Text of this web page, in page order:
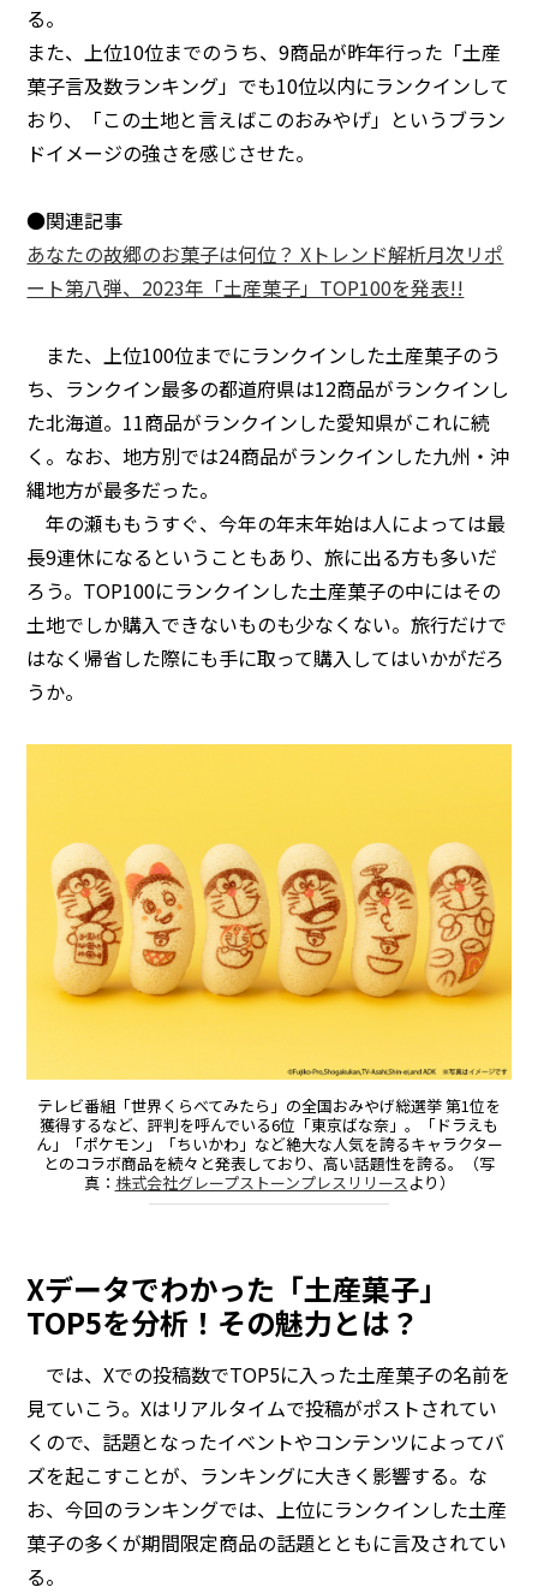
る。
また、上位10位までのうち、9商品が昨年行った「土産
菓子言及数ランキング」でも10位以内にランクインして
おり、「この土地と言えばこのおみやげ」というブラン
ドイメージの強さを感じさせた。
●関連記事
あなたの故郷のお菓子は何位？ Xトレンド解析月次リポ
ート第八弾、2023年「土産菓子」TOP100を発表!!
また、上位100位までにランクインした土産菓子のう
ち、ランクイン最多の都道府県は12商品がランクインし
た北海道。11商品がランクインした愛知県がこれに続
く。なお、地方別では24商品がランクインした九州・沖
縄地方が最多だった。
年の瀬ももうすぐ、今年の年末年始は人によっては最
長9連休になるということもあり、旅に出る方も多いだ
ろう。TOP100にランクインした土産菓子の中にはその
土地でしか購入できないものも少なくない。旅行だけで
はなく帰省した際にも手に取って購入してはいかがだろ
うか。
テレビ番組「世界くらべてみたら」の全国おみやげ総選挙 第1位を
獲得するなど、評判を呼んでいる6位「東京ばな奈」。「ドラえも
ん」「ポケモン」「ちいかわ」など絶大な人気を誇るキャラクター
とのコラボ商品を続々と発表しており、高い話題性を誇る。（写
真： 株式会社グレープストーンプレスリリースより）
Xデータでわかった「土産菓子」
TOP5を分析！その魅力とは？
では、Xでの投稿数でTOP5に入った土産菓子の名前を
見ていこう。Xはリアルタイムで投稿がポストされてい
くので、話題となったイベントやコンテンツによってバ
ズを起こすことが、ランキングに大きく影響する。な
お、今回のランキングでは、上位にランクインした土産
菓子の多くが期間限定商品の話題とともに言及されてい
る。